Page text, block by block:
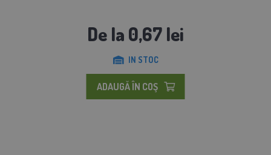
De la 0,67 lei
IN STOC
ADAUGĂ ÎN COŞ